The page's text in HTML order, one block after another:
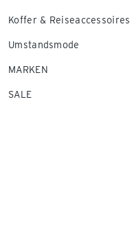
Koffer & Reiseaccessoires
Umstandsmode
MARKEN
SALE